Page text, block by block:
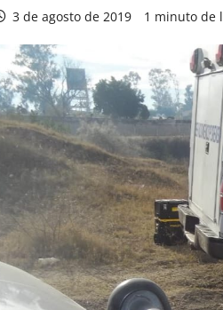
3 de agosto de 2019 1 minuto de